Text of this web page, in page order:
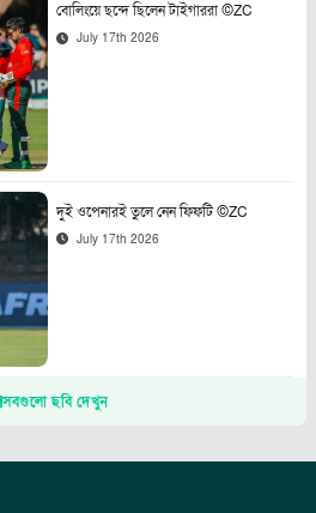
বোলিংয়ে ছন্দে ছিলেন টাইগাররা ©ZC
July 17th 2026
দুই ওপেনারই তুলে নেন ফিফটি ©ZC
July 17th 2026
সবগুলো ছবি দেখুন